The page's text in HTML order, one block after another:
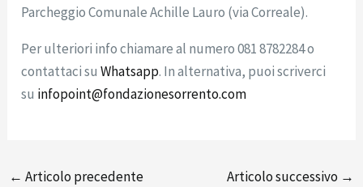
Parcheggio Comunale Achille Lauro (via Correale).
Per ulteriori info chiamare al numero 081 8782284 o
contattaci suWhatsapp. In alternativa, puoi scriverci
su infopoint@fondazionesorrento.com
← Articolo precedente Articolo successivo →